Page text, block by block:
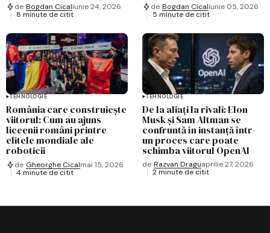
de Bogdan Cicaliunie 24, 2026
8 minute de citit
de Bogdan Cicaliunie 05, 2026
5 minute de citit
TEHNOLOGIE
România care construiește
viitorul: Cum au ajuns
liceenii români printre
elitele mondiale ale
roboticii
de Gheorghe Cicalmai 15, 2026
4 minute de citit
TEHNOLOGIE
De la aliați la rivali: Elon
Musk și Sam Altman se
confruntă în instanță într-
un proces care poate
schimba viitorul OpenAI
de Razvan Draguaprilie 27, 2026
2 minute de citit